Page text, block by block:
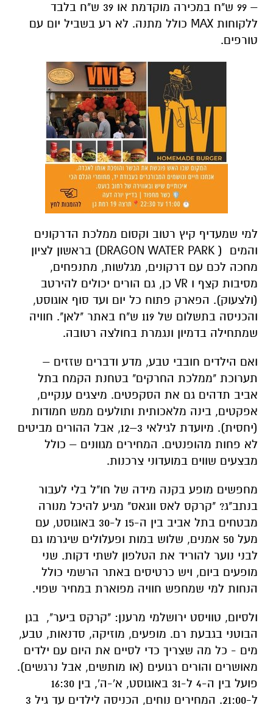
– 99 ש"ח במכירה מוקדמת או 39 ש"ח בלבד
ללקוחות MAX כולל מתנה. לא רע בשביל יום עם
טורפים.
למי שמעדיף קיץ רטוב וקסום ממלכת הדרקונים
והמים ( DRAGON WATER PARK) בראשון לציון
מחכה לכם עם דרקונים, מגלשות, מתנפחים,
מסיבות קצף ו VR כן, גם הורים יכולים להירטב
(ולצעוק). הפארק פתוח כל יום ועד סוף אוגוסט,
והכניסה בתשלום של 119 ש"ח באתר "לאן". חוויה
שמתחילה בדמיון ונגמרת בחולצה רטובה.
ואם הילדים חובבי טבע, מדע ודברים שזזים –
תערוכת "ממלכת החרקים" בטחנת הקמח בתל
אביב תדהים גם את הסקפטים. מיצגים ענקיים,
אפקטים, בינה מלאכותית ותולעים ממש חמודות
(יחסית). מיועדת לגילאי 3–12, אבל ההורים מביטים
לא פחות מהופנטים. המחירים מגוונים – כולל
מבצעים שווים במועדוני צרכנות.
מחפשים מופע בקנה מידה של חו"ל בלי לעבור
בנתב"ג? "קרקס לאס ווגאס" מגיע להיכל מנורה
מבטחים בתל אביב בין ה-15 ל-30 באוגוסט, עם
מעל 50 אמנים, שלוש במות ופעלולים שיגרמו גם
לבני נוער להוריד את הטלפון לשתי דקות. שני
מופעים ביום, ויש כרטיסים באתר הרשמי כולל
הנחות למי שמחפש חוויה מפוארת במחיר שפוי.
ולסיום, טוויסט ירושלמי מרענן: "קרקס ביער", בגן
הבוטני בגבעת רם. מופעים, מוזיקה, סדנאות, טבע,
מים - כל מה שצריך כדי לסיים את היום עם ילדים
מאושרים והורים רגועים (או מותשים, אבל נרגשים).
פועל בין ה-4 ל-31 באוגוסט, א'-ה', בין 16:30
ל-21:00. המחירים נוחים, הכניסה לילדים עד גיל 3